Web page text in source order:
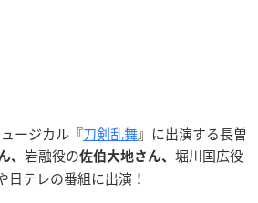
ージカル『刀剣乱舞』に出演する長曽
、 岩融役の佐伯大地さん、 堀川国広役
日テレの番組に出演！